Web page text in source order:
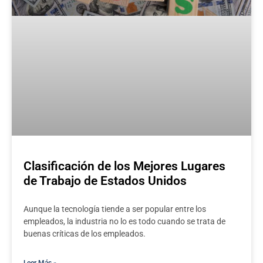
Clasificación de los Mejores Lugares
de Trabajo de Estados Unidos
Aunque la tecnología tiende a ser popular entre los
empleados, la industria no lo es todo cuando se trata de
buenas críticas de los empleados.